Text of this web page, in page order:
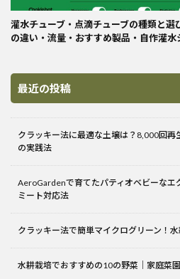
灌水チューブ・点滴チューブの種類と
の違い・流量・おすすめ製品・自作灌水
最近の投稿
クラッキー法に最適な土壌は？8,000回
の実践法
AeroGardenで育てたパティオベビーなエ
ミート対応法
クラッキー法で簡単マイクログリーン！
水耕栽培でおすすめの10の野菜｜家庭菜